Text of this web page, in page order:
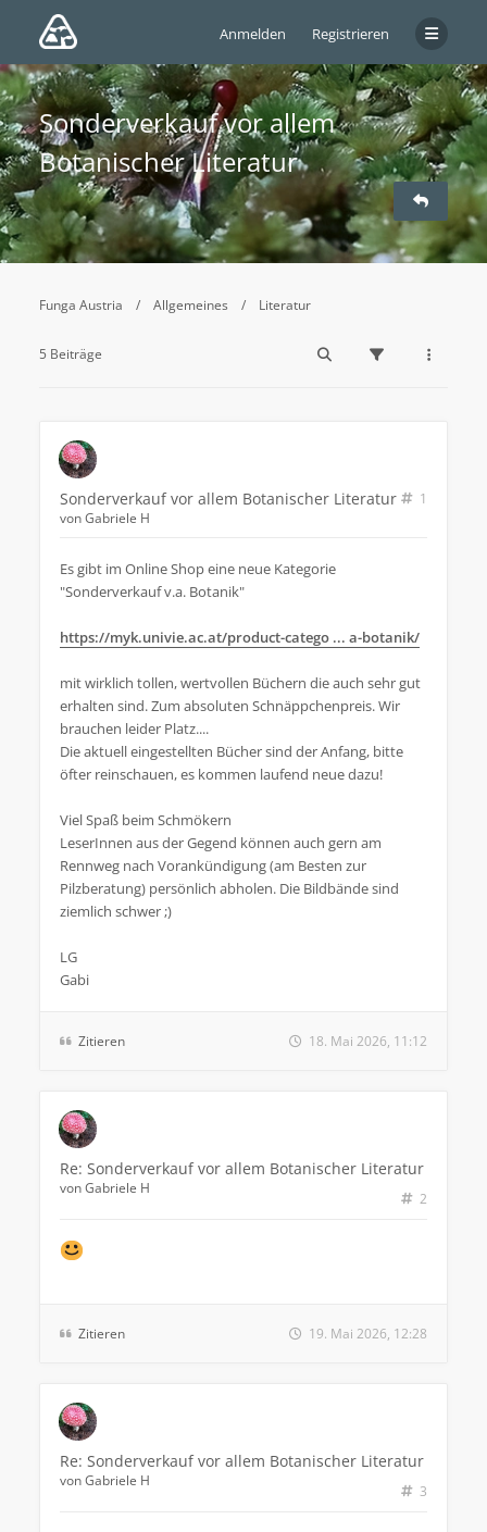
Anmelden Registrieren
Sonderverkauf vor allem
Botanischer Literatur
Funga Austria Allgemeines Literatur
5 Beiträge
Sonderverkauf vor allem Botanischer Literatur
1
vonGabriele H
Es gibt im Online Shop eine neue Kategorie
"Sonderverkauf v.a. Botanik"
https://myk.univie.ac.at/product-catego ... a-botanik/
mit wirklich tollen, wertvollen Büchern die auch sehr gut
erhalten sind. Zum absoluten Schnäppchenpreis. Wir
brauchen leider Platz....
Die aktuell eingestellten Bücher sind der Anfang, bitte
öfter reinschauen, es kommen laufend neue dazu!
Viel Spaß beim Schmökern
LeserInnen aus der Gegend können auch gern am
Rennweg nach Vorankündigung (am Besten zur
Pilzberatung) persönlich abholen. Die Bildbände sind
ziemlich schwer ;)
LG
Gabi
Zitieren 18. Mai 2026, 11:12
Re: Sonderverkauf vor allem Botanischer Literatur
2
vonGabriele H
Zitieren 19. Mai 2026, 12:28
Re: Sonderverkauf vor allem Botanischer Literatur
3
vonGabriele H